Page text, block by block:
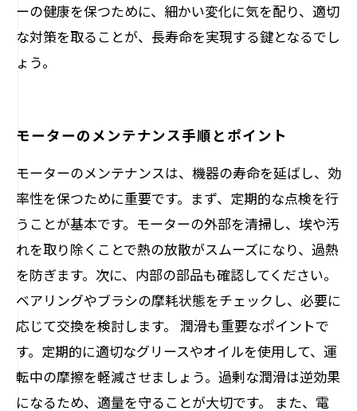
ーの健康を保つために、細かい変化に気を配り、適切
な対策を取ることが、長寿命を実現する鍵となるでし
ょう。
モーターのメンテナンス手順とポイント
モーターのメンテナンスは、機器の寿命を延ばし、効
率性を保つために重要です。まず、定期的な点検を行
うことが基本です。モーターの外部を清掃し、埃や汚
れを取り除くことで熱の放散がスムーズになり、過熱
を防ぎます。次に、内部の部品も確認してください。
ベアリングやブラシの摩耗状態をチェックし、必要に
応じて交換を検討します。 潤滑も重要なポイントで
す。定期的に適切なグリースやオイルを使用して、運
転中の摩擦を軽減させましょう。過剰な潤滑は逆効果
になるため、適量を守ることが大切です。 また、電